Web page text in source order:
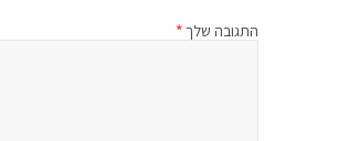
התגובה שלך*